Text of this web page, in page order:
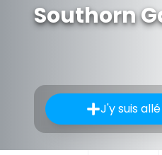
Southorn
J'y suis allé